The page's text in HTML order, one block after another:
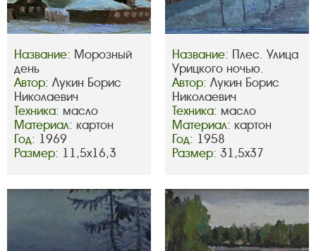
Название: Морозный
день
Автор: Лукин Борис
Николаевич
Техника: масло
Материал: картон
Год: 1969
Размер: 11,5х16,3
Название: Плес. Улица
Урицкого ночью.
Автор: Лукин Борис
Николаевич
Техника: масло
Материал: картон
Год: 1958
Размер: 31,5х37